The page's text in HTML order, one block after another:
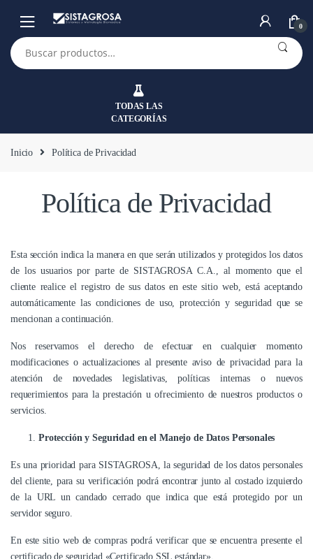
navegación
contenido
0
Buscar
por:
TODAS LAS
CATEGORÍAS
Inicio Política de Privacidad
Política de Privacidad
Esta sección indica la manera en que serán utilizados y protegidos los datos
de los usuarios por parte de SISTAGROSA C.A., al momento que el
cliente realice el registro de sus datos en este sitio web, está aceptando
automáticamente las condiciones de uso, protección y seguridad que se
mencionan a continuación.
Nos reservamos el derecho de efectuar en cualquier momento
modificaciones o actualizaciones al presente aviso de privacidad para la
atención de novedades legislativas, políticas internas o nuevos
requerimientos para la prestación u ofrecimiento de nuestros productos o
servicios.
Protección y Seguridad en el Manejo de Datos Personales
Es una prioridad para SISTAGROSA, la seguridad de los datos personales
del cliente, para su verificación podrá encontrar junto al costado izquierdo
de la URL un candado cerrado que indica que está protegido por un
servidor seguro.
En este sitio web de compras podrá verificar que se encuentra presente el
certificado de seguridad «Certificado SSL estándar».